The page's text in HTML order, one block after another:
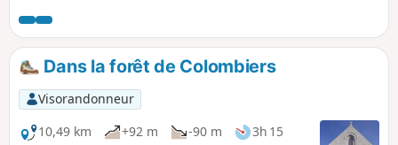
d'Agglomération du Grand Poitiers, la ville
de Montamisé et le CDRP.
Dans la forêt de Colombiers
Visorandonneur
10,49 km
+92 m -90 m
3h 15